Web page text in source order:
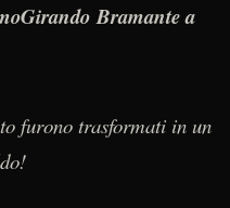
Bramante a
furono trasformati in un